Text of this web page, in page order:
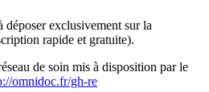
déposer exclusivement sur la
rapide et gratuite).
de soin mis à disposition par le
omnidoc.fr/gh-re